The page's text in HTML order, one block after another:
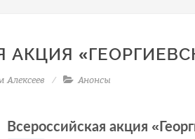
АКЦИЯ
Алексеев Анонсы
Всероссийская акция